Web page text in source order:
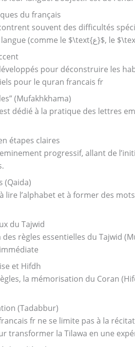
du français
souvent des difficultés
pour déconstruire les
pour le quran francais fr
(Mufakhkhama)
dédié à la pratique des lettres
étapes claires
progressif, allant de
(Qaida)
lire l’alphabet et à former des
du Tajwid
règles essentielles du Tajwid
et Hifdh
la mémorisation du Coran
(Tadabbur)
fr ne se limite pas à la
transformer la Tilawa en une